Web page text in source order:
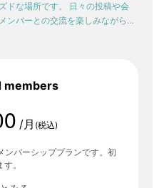
ドな場所です。 日々の投稿や会
ンバーとの交流を楽しみながら。
輪郭を持っていく。そんな体験
members
/月 (税込)
バーシッププランです。初
。